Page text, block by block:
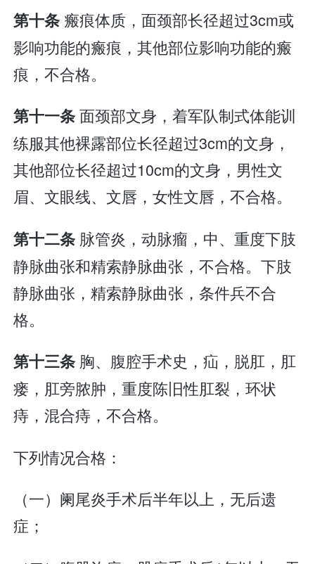
第十条 瘢痕体质，面颈部长径超过3cm或
影响功能的瘢痕，其他部位影响功能的瘢
痕，不合格。
第十一条面颈部文身，着军队制式体能训
练服其他裸露部位长径超过3cm的文身，
其他部位长径超过10cm的文身，男性文
眉、文眼线、文唇，女性文唇，不合格。
第十二条 脉管炎，动脉瘤，中、重度下肢
静脉曲张和精索静脉曲张，不合格。下肢
静脉曲张，精索静脉曲张，条件兵不合
格。
第十三条 胸、腹腔手术史，疝，脱肛，肛
瘘，肛旁脓肿，重度陈旧性肛裂，环状
痔，混合痔，不合格。
下列情况合格：
（一）阑尾炎手术后半年以上，无后遗
症；